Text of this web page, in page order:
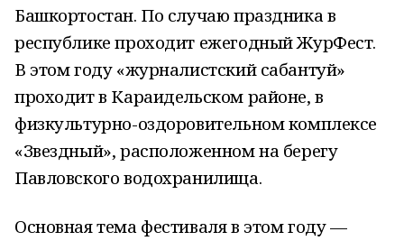
Башкортостан. По случаю праздника в
республике проходит ежегодный ЖурФест.
В этом году «журналистский сабантуй»
проходит в Караидельском районе, в
физкультурно-оздоровительном комплексе
«Звездный», расположенном на берегу
Павловского водохранилища.
Основная тема фестиваля в этом году —